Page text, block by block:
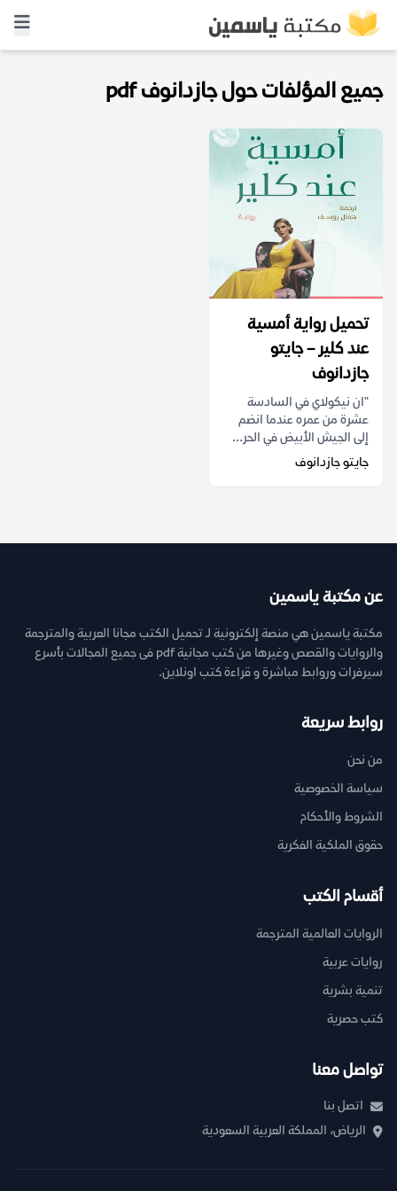
جميع المؤلفات حول جازدانوف pdf
تحميل رواية أمسية
عند كلير – جايتو
جازدانوف
"ان نيكولاي في السادسة
عشرة من عمره عندما انضم
إلى الجيش الأبيض في الحر...
جايتو جازدانوف
عن مكتبة ياسمين
مكتبة ياسمين هي منصة إلكترونية لـ تحميل الكتب مجانا العربية والمترجمة
والروايات والقصص وغيرها من كتب مجانية pdf فى جميع المجالات بأسرع
سيرفرات وروابط مباشرة و قراءة كتب اونلاين.
روابط سريعة
من نحن
سياسة الخصوصية
الشروط والأحكام
حقوق الملكية الفكرية
أقسام الكتب
الروايات العالمية المترجمة
روايات عربية
تنمية بشرية
كتب حصرية
تواصل معنا
اتصل بنا
الرياض، المملكة العربية السعودية